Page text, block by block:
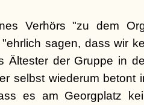
Verhörs "zu dem
sagen, dass wir
Ältester der Gruppe in
selbst wiederum betont
es am Georgplatz